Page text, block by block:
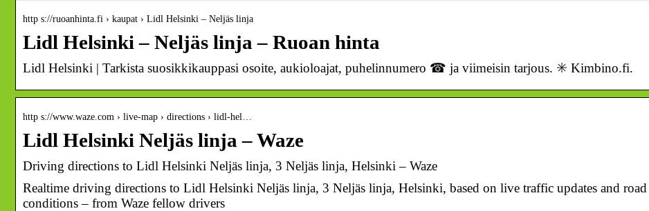
http s://ruoanhinta.fi › kaupat › Lidl Helsinki – Neljäs linja
Lidl Helsinki – Neljäs linja – Ruoan hinta
Lidl Helsinki | Tarkista suosikkikauppasi osoite, aukioloajat, puhelinnumero ☎ ja viimeisin tarjous. ✳️ Kimbino.fi.
http s://www.waze.com › live-map › directions › lidl-hel…
Lidl Helsinki Neljäs linja – Waze
Driving directions to Lidl Helsinki Neljäs linja, 3 Neljäs linja, Helsinki – Waze
Realtime driving directions to Lidl Helsinki Neljäs linja, 3 Neljäs linja, Helsinki, based on live traffic updates and road
conditions – from Waze fellow drivers